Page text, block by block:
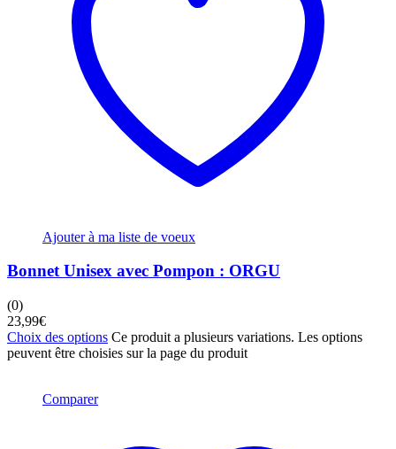
Ajouter à ma liste de voeux
Bonnet Unisex avec Pompon : ORGU
(0)
23,99€
Choix des options Ce produit a plusieurs variations. Les options
peuvent être choisies sur la page du produit
Comparer